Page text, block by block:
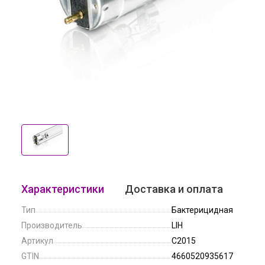
Характеристики Доставка и оплата
Тип
Бактерицидная
Производитель
LIH
Артикул
С2015
GTIN
4660520935617